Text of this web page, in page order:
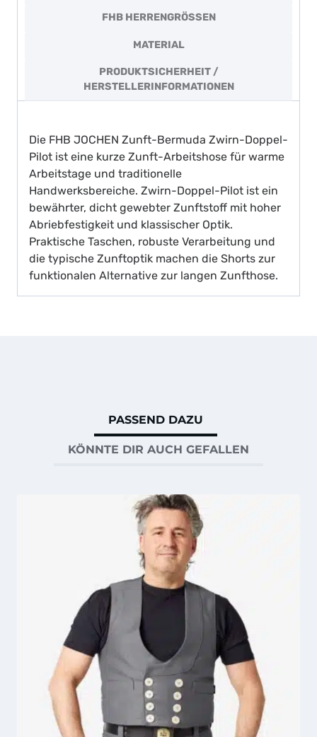
FHB HERRENGRÖSSEN
MATERIAL
PRODUKTSICHERHEIT /
HERSTELLERINFORMATIONEN
Die FHB JOCHEN Zunft-Bermuda Zwirn-Doppel-
Pilot ist eine kurze Zunft-Arbeitshose für warme
Arbeitstage und traditionelle
Handwerksbereiche. Zwirn-Doppel-Pilot ist ein
bewährter, dicht gewebter Zunftstoff mit hoher
Abriebfestigkeit und klassischer Optik.
Praktische Taschen, robuste Verarbeitung und
die typische Zunftoptik machen die Shorts zur
funktionalen Alternative zur langen Zunfthose.
PASSEND DAZU
KÖNNTE DIR AUCH GEFALLEN